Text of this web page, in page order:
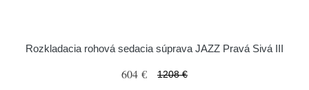
Rozkladacia rohová sedacia súprava JAZZ Pravá Sivá III
604 € 1208 €